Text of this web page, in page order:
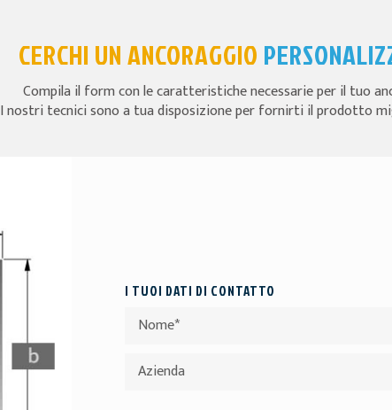
CERCHI UN ANCORAGGIO
Compila il form con le caratteristiche necessarie per il tuo
I nostri tecnici sono a tua disposizione per fornirti il prodotto
I TUOI DATI DI CONTATTO